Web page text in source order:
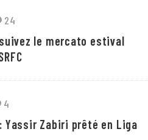
24
suivez le mercato estival
4
Yassir Zabiri prêté en Liga